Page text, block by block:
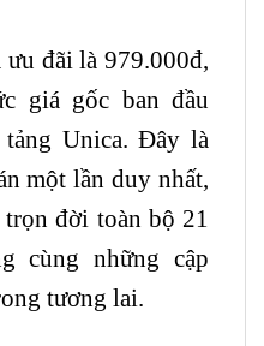
đãi là 979.000đ,
giá gốc ban đầu
tảng Unica. Đây là
một lần duy nhất,
đời toàn bộ 21
cùng những cập
tương lai.